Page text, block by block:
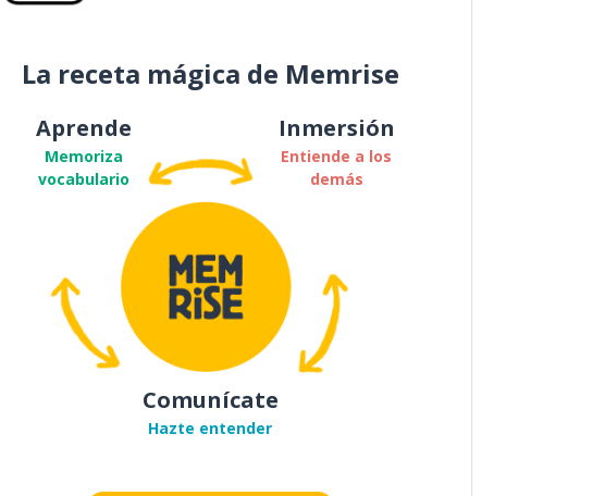
La receta mágica de Memrise
Aprende
Memoriza
vocabulario
Inmersión
Entiende a los
demás
Comunícate
Hazte entender